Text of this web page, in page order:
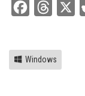
FacebookThreads
Windows